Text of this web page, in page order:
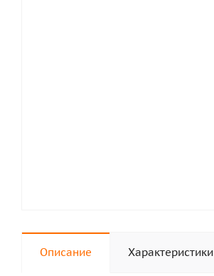
Описание Характеристики